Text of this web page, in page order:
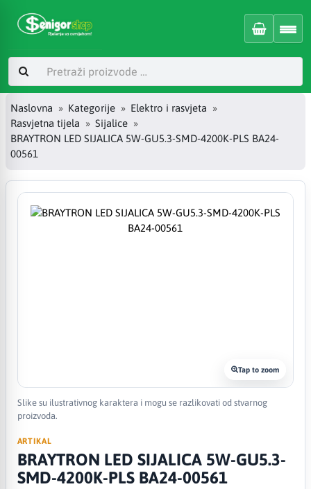
Naslovna Kategorije
Elektro i rasvjeta
Rasvjetna tijela
Sijalice
BRAYTRON LED SIJALICA 5W-GU5.3-SMD-4200K-PLS BA24-
00561
Tap to zoom
Slike su ilustrativnog karaktera i mogu se razlikovati od stvarnog
proizvoda.
ARTIKAL
BRAYTRON LED SIJALICA 5W-GU5.3-
SMD-4200K-PLS BA24-00561